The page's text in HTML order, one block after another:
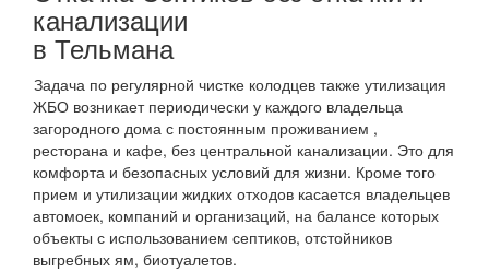
канализации
в Тельмана
Задача по регулярной чистке колодцев также утилизация
ЖБО возникает периодически у каждого владельца
загородного дома с постоянным проживанием ,
ресторана и кафе, без центральной канализации. Это для
комфорта и безопасных условий для жизни. Кроме того
прием и утилизации жидких отходов касается владельцев
автомоек, компаний и организаций, на балансе которых
объекты с использованием септиков, отстойников
выгребных ям, биотуалетов.